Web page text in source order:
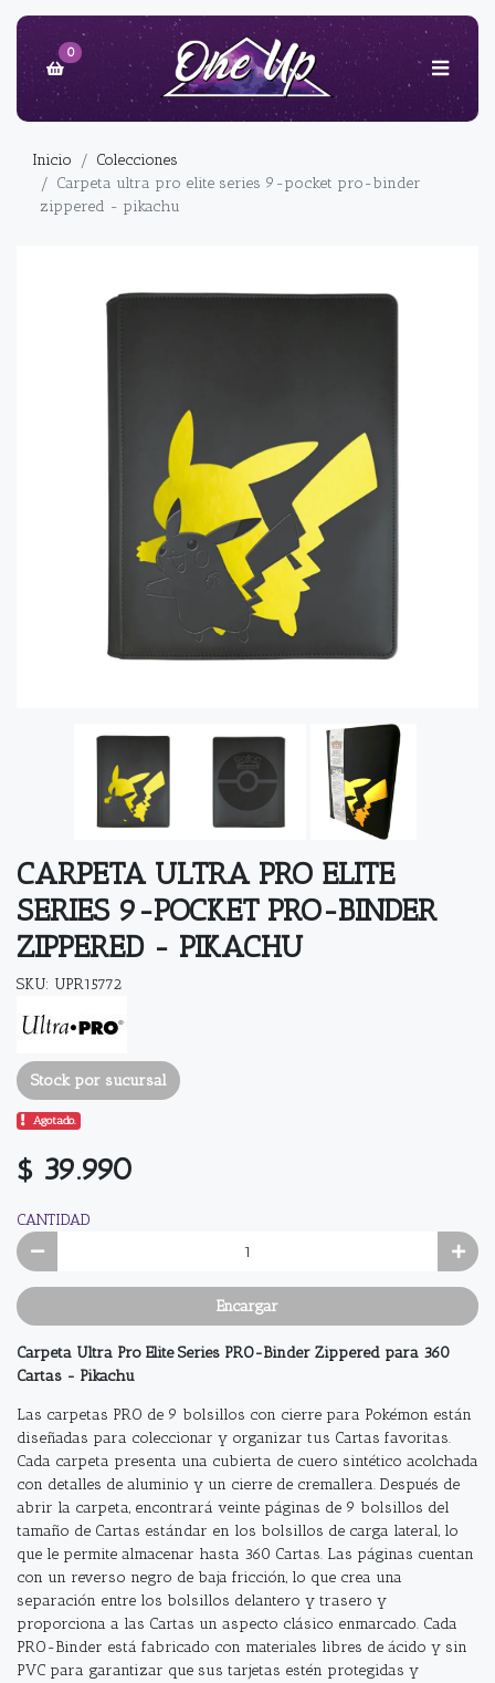
0
Inicio
Colecciones
Carpeta ultra pro elite series 9-pocket pro-binder
zippered - pikachu
CARPETA ULTRA PRO ELITE
SERIES 9-POCKET PRO-BINDER
ZIPPERED - PIKACHU
SKU: UPR15772
Stock por sucursal
Agotado.
$ 39.990
CANTIDAD
Encargar
Carpeta Ultra Pro Elite Series PRO-Binder Zippered para 360
Cartas - Pikachu
Las carpetas PRO de 9 bolsillos con cierre para Pokémon están
diseñadas para coleccionar y organizar tus Cartas favoritas.
Cada carpeta presenta una cubierta de cuero sintético acolchada
con detalles de aluminio y un cierre de cremallera. Después de
abrir la carpeta, encontrará veinte páginas de 9 bolsillos del
tamaño de Cartas estándar en los bolsillos de carga lateral, lo
que le permite almacenar hasta 360 Cartas. Las páginas cuentan
con un reverso negro de baja fricción, lo que crea una
separación entre los bolsillos delantero y trasero y
proporciona a las Cartas un aspecto clásico enmarcado. Cada
PRO-Binder está fabricado con materiales libres de ácido y sin
PVC para garantizar que sus tarjetas estén protegidas y